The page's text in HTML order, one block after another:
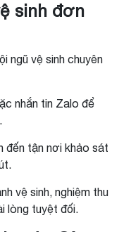
sinh đơn
ngũ vệ sinh chuyên
nhắn tin Zalo để
đến tận nơi khảo sát
vệ sinh, nghiệm thu
lòng tuyệt đối.